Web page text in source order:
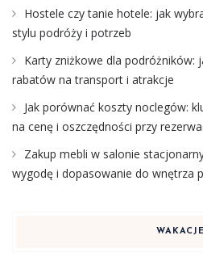
Hostele czy tanie hotele: jak
stylu podróży i potrzeb
Karty zniżkowe dla podróżników:
rabatów na transport i atrakcje
Jak porównać koszty noclegów:
na cenę i oszczędności przy
Zakup mebli w salonie
wygodę i dopasowanie do wnętrza
WAKACJE